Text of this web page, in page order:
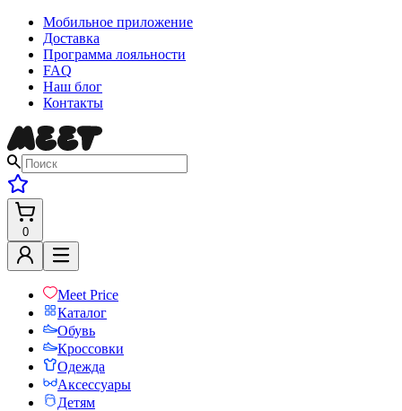
Мобильное приложение
Доставка
Программа лояльности
FAQ
Наш блог
Контакты
0
Meet Price
Каталог
Обувь
Кроссовки
Одежда
Аксессуары
Детям